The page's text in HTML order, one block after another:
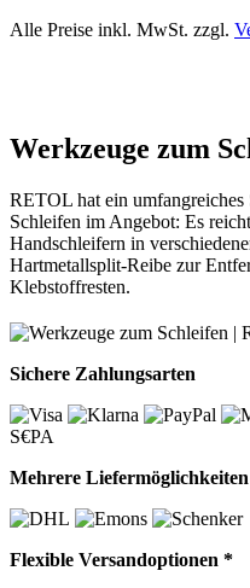
Alle Preise inkl. MwSt. zzgl.
Werkzeuge zum
RETOL hat ein
Schleifen im Angebot: Es
Handschleifern in
Hartmetallsplit-Reibe zur
Klebstoffresten.
Sichere Zahlungsarten
S€PA
Mehrere Liefermöglichkeiten
Flexible Versandoptionen *